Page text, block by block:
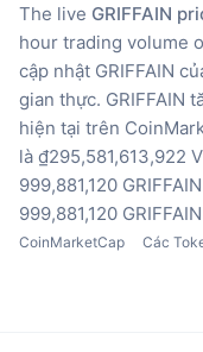
The live GRIFFAIN
hour trading volume
cập nhật GRIFFAIN
gian thực. GRIFFAIN
hiện tại trên
là ₫295,581,613,922
999,881,120
999,881,120
CoinMarketCap Các